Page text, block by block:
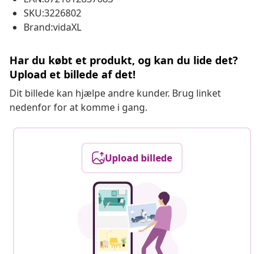
SKU:3226802
Brand:vidaXL
Har du købt et produkt, og kan du lide det?
Upload et billede af det!
Dit billede kan hjælpe andre kunder. Brug linket
nedenfor for at komme i gang.
Upload billede